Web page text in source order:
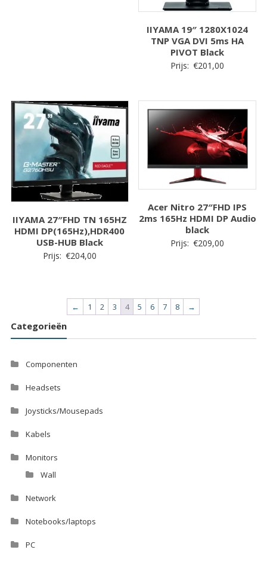
IIYAMA 19″ 1280X1024
TNP VGA DVI 5ms HA
PIVOT Black
Prijs: €201,00
IIYAMA 27″FHD TN 165HZ
HDMI DP(165Hz),HDR400
USB-HUB Black
Prijs: €204,00
Acer Nitro 27″FHD IPS
2ms 165Hz HDMI DP Audio
black
Prijs: €209,00
← 1 2 3 4 5 6 7 8 →
Categorieën
Componenten
Headsets
Joysticks/Mousepads
Kabels
Monitors
Wall
Network
Notebooks/laptops
PC